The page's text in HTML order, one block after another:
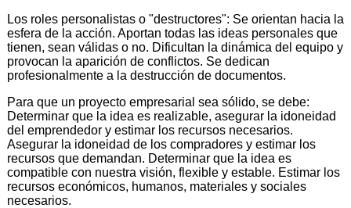
Los roles personalistas o "destructores": Se orientan hacia la
esfera de la acción. Aportan todas las ideas personales que
tienen, sean válidas o no. Dificultan la dinámica del equipo y
provocan la aparición de conflictos. Se dedican
profesionalmente a la destrucción de documentos.
Para que un proyecto empresarial sea sólido, se debe:
Determinar que la idea es realizable, asegurar la idoneidad
del emprendedor y estimar los recursos necesarios.
Asegurar la idoneidad de los compradores y estimar los
recursos que demandan. Determinar que la idea es
compatible con nuestra visión, flexible y estable. Estimar los
recursos económicos, humanos, materiales y sociales
necesarios.